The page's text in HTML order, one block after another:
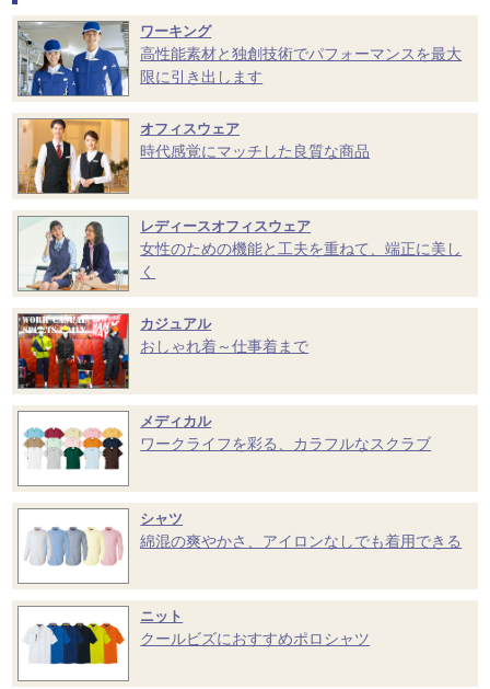
ワーキング
高性能素材と独創技術でパフォーマンスを最大
限に引き出します
オフィスウェア
時代感覚にマッチした良質な商品
レディースオフィスウェア
女性のための機能と工夫を重ねて、端正に美し
く
カジュアル
おしゃれ着～仕事着まで
メディカル
ワークライフを彩る、カラフルなスクラブ
シャツ
綿混の爽やかさ、アイロンなしでも着用できる
ニット
クールビズにおすすめポロシャツ